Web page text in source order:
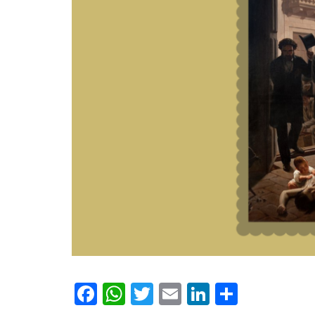
Facebook
WhatsApp
Twitter
EmailLinkedIn